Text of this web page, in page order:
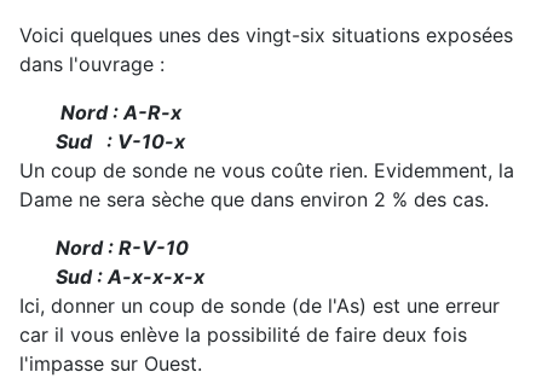
Voici quelques unes des vingt-six situations exposées
dans l'ouvrage :
Nord : A-R-x
Sud : V-10-x
Un coup de sonde ne vous coûte rien. Evidemment, la
Dame ne sera sèche que dans environ 2 % des cas.
Nord : R-V-10
Sud : A-x-x-x-x
Ici, donner un coup de sonde (de l'As) est une erreur
car il vous enlève la possibilité de faire deux fois
l'impasse sur Ouest.